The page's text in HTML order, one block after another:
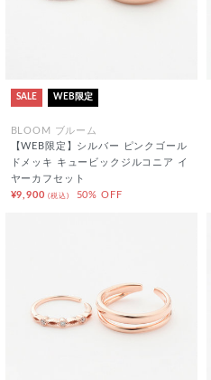
SALE WEB限定
BLOOM ブルーム
【WEB限定】シルバー ピンクゴール
ドメッキ キュービックジルコニア イ
ヤーカフセット
¥9,900(税込) 50% OFF